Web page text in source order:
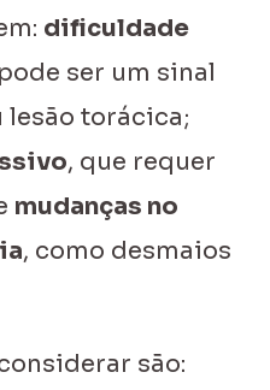
dificuldade
ser um sinal
lesão torácica;
, que requer
mudanças no
, como desmaios
são: